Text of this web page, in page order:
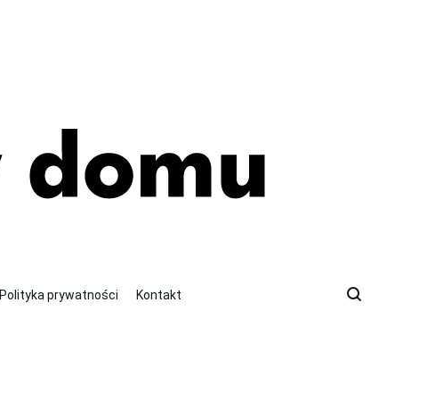
Polityka prywatności Kontakt